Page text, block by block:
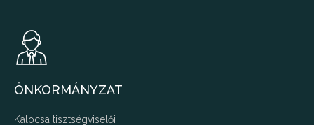
ÖNKORMÁNYZAT
Kalocsa tisztségviselői